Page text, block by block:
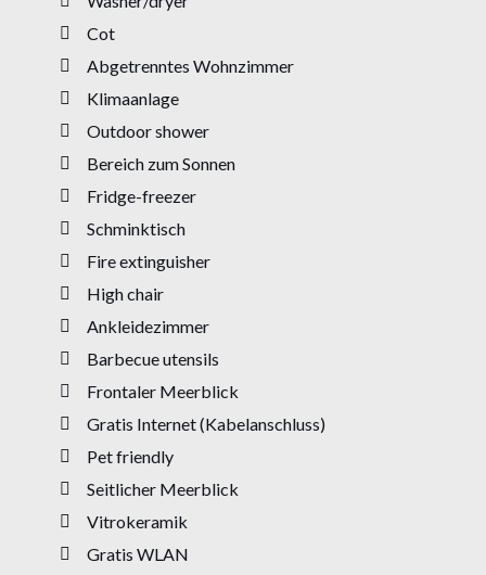
Cot
Abgetrenntes Wohnzimmer
Klimaanlage
Outdoor shower
Bereich zum Sonnen
Fridge-freezer
Schminktisch
Fire extinguisher
High chair
Ankleidezimmer
Barbecue utensils
Frontaler Meerblick
Gratis Internet (Kabelanschluss)
Pet friendly
Seitlicher Meerblick
Vitrokeramik
Gratis WLAN